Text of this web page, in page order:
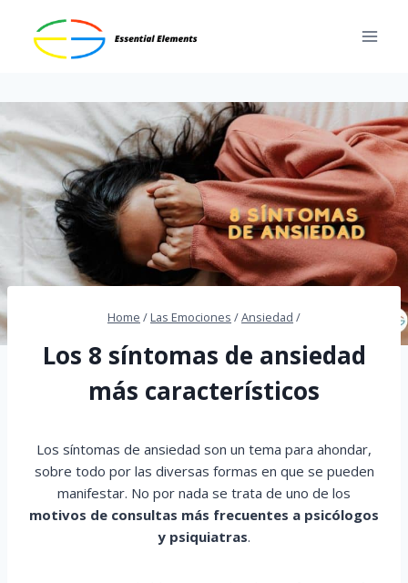
content
Home / Las Emociones /Ansiedad /
Los 8 síntomas de ansiedad
más característicos
Los síntomas de ansiedad son un tema para ahondar,
sobre todo por las diversas formas en que se pueden
manifestar. No por nada se trata de uno de los
motivos de consultas más frecuentes a psicólogos
y psiquiatras.